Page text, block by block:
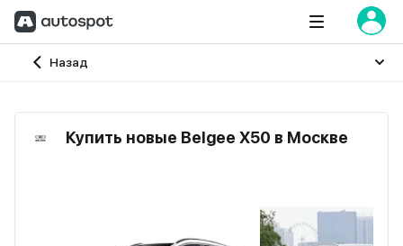
Назад
Главная
Купить новые Belgee X50 в Москве